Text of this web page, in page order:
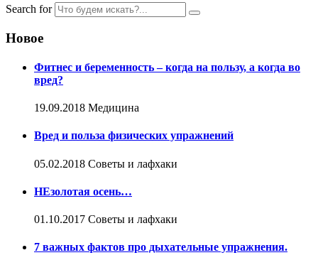
Search for
Новое
Фитнес и беременность – когда на пользу, а когда во
вред?
19.09.2018 Медицина
Вред и польза физических упражнений
05.02.2018 Советы и лафхаки
НЕзолотая осень…
01.10.2017 Советы и лафхаки
7 важных фактов про дыхательные упражнения.